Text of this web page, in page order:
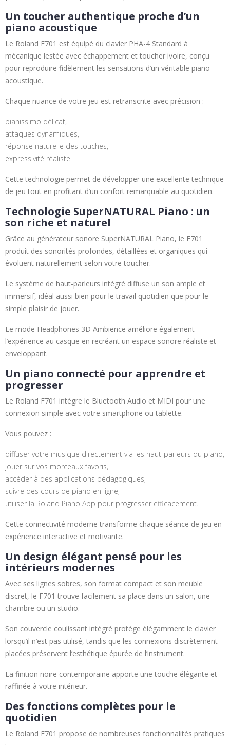
Un toucher authentique proche d’un
piano acoustique
Le Roland F701 est équipé du clavier PHA-4 Standard à
mécanique lestée avec échappement et toucher ivoire, conçu
pour reproduire fidèlement les sensations d’un véritable piano
acoustique.
Chaque nuance de votre jeu est retranscrite avec précision :
pianissimo délicat,
attaques dynamiques,
réponse naturelle des touches,
expressivité réaliste.
Cette technologie permet de développer une excellente technique
de jeu tout en profitant d’un confort remarquable au quotidien.
Technologie SuperNATURAL Piano : un
son riche et naturel
Grâce au générateur sonore SuperNATURAL Piano, le F701
produit des sonorités profondes, détaillées et organiques qui
évoluent naturellement selon votre toucher.
Le système de haut-parleurs intégré diffuse un son ample et
immersif, idéal aussi bien pour le travail quotidien que pour le
simple plaisir de jouer.
Le mode Headphones 3D Ambience améliore également
l’expérience au casque en recréant un espace sonore réaliste et
enveloppant.
Un piano connecté pour apprendre et
progresser
Le Roland F701 intègre le Bluetooth Audio et MIDI pour une
connexion simple avec votre smartphone ou tablette.
Vous pouvez :
diffuser votre musique directement via les haut-parleurs du piano,
jouer sur vos morceaux favoris,
accéder à des applications pédagogiques,
suivre des cours de piano en ligne,
utiliser la Roland Piano App pour progresser efficacement.
Cette connectivité moderne transforme chaque séance de jeu en
expérience interactive et motivante.
Un design élégant pensé pour les
intérieurs modernes
Avec ses lignes sobres, son format compact et son meuble
discret, le F701 trouve facilement sa place dans un salon, une
chambre ou un studio.
Son couvercle coulissant intégré protège élégamment le clavier
lorsqu’il n’est pas utilisé, tandis que les connexions discrètement
placées préservent l’esthétique épurée de l’instrument.
La finition noire contemporaine apporte une touche élégante et
raffinée à votre intérieur.
Des fonctions complètes pour le
quotidien
Le Roland F701 propose de nombreuses fonctionnalités pratiques